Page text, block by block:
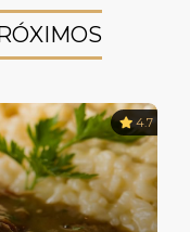
4.7